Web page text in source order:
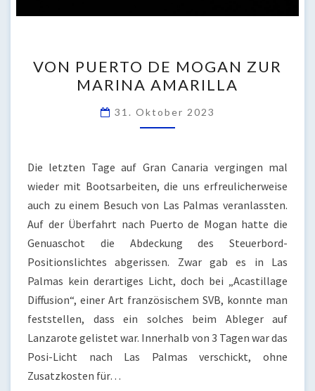
PUERTO
DE
MOGAN
ZUR
AMARILLA
VON PUERTO DE MOGAN ZUR
MARINA AMARILLA
31. Oktober 2023
Die letzten Tage auf Gran Canaria vergingen mal
wieder mit Bootsarbeiten, die uns erfreulicherweise
auch zu einem Besuch von Las Palmas veranlassten.
Auf der Überfahrt nach Puerto de Mogan hatte die
Genuaschot die Abdeckung des Steuerbord-
Positionslichtes abgerissen. Zwar gab es in Las
Palmas kein derartiges Licht, doch bei „Acastillage
Diffusion“, einer Art französischem SVB, konnte man
feststellen, dass ein solches beim Ableger auf
Lanzarote gelistet war. Innerhalb von 3 Tagen war das
Posi-Licht nach Las Palmas verschickt, ohne
Zusatzkosten für…